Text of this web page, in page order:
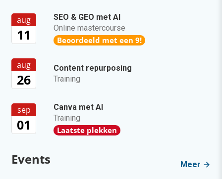
aug
11
SEO & GEO met AI
Online mastercourse
Beoordeeld met een 9!
aug
26
Content repurposing
Training
sep
01
Canva met AI
Training
Laatste plekken
Events Meer